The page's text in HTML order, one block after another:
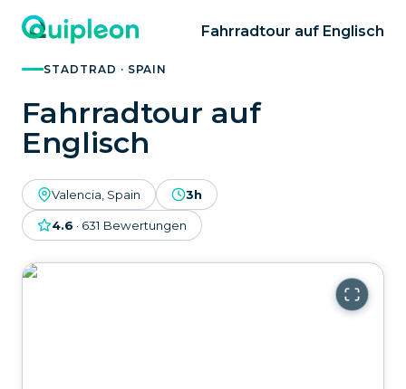
Fahrradtour auf Englisch
STADTRAD · SPAIN
Fahrradtour auf
Englisch
Valencia, Spain 3h
4.6 · 631 Bewertungen